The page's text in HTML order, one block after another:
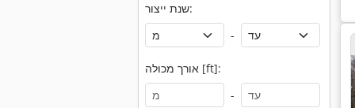
שנת ייצור:
-
אורך מכולה [ft]:
-